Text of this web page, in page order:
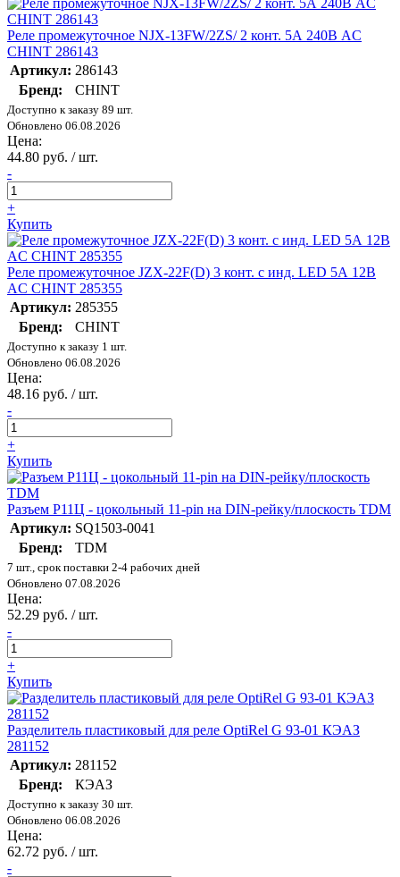
Реле промежуточное NJX-13FW/2ZS/ 2 конт. 5А 240В AC
CHINT 286143
Артикул: 286143
Бренд:
CHINT
Доступно к заказу 89 шт.
Обновлено 06.08.2026
Цена:
44.80 руб. / шт.
-
+
Купить
Реле промежуточное JZX-22F(D) 3 конт. с инд. LED 5А 12В
AC CHINT 285355
Артикул: 285355
Бренд:
CHINT
Доступно к заказу 1 шт.
Обновлено 06.08.2026
Цена:
48.16 руб. / шт.
-
+
Купить
Разъем Р11Ц - цокольный 11-pin на DIN-рейку/плоскость TDM
Артикул: SQ1503-0041
Бренд:
TDM
7 шт., срок поставки 2-4 рабочих дней
Обновлено 07.08.2026
Цена:
52.29 руб. / шт.
-
+
Купить
Разделитель пластиковый для реле OptiRel G 93-01 КЭАЗ
281152
Артикул: 281152
Бренд:
КЭАЗ
Доступно к заказу 30 шт.
Обновлено 06.08.2026
Цена:
62.72 руб. / шт.
-